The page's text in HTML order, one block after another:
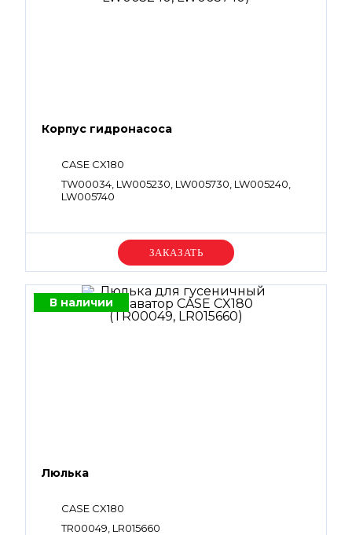
Корпус гидронасоса
CASE CX180
TW00034, LW005230, LW005730, LW005240,
LW005740
Уточняйте цену
В наличии
Люлька
CASE CX180
TR00049, LR015660